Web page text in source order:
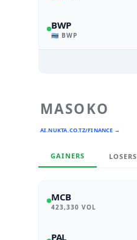
BWP
🇧🇼 BWP
MASOKO
AI.NUKTA.CO.TZ/FINANCE →
GAINERS LOSERS
MCB
423,330 VOL
PAL